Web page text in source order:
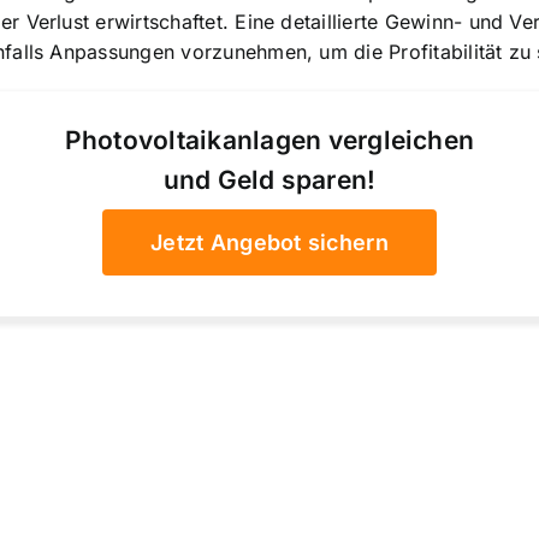
Verlust erwirtschaftet. Eine detaillierte Gewinn- und
Anpassungen vorzunehmen, um die Profitabilität zu
Photovoltaikanlagen vergleichen
und Geld sparen!
Jetzt Angebot sichern